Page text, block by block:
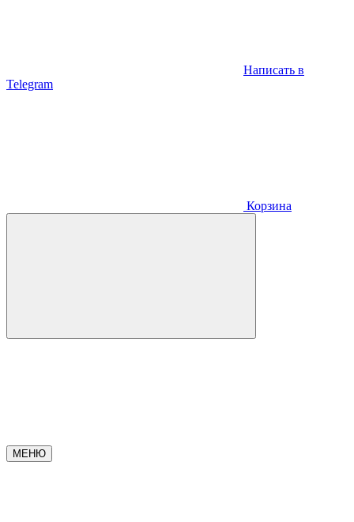
Написать в
Telegram
Корзина
МЕНЮ